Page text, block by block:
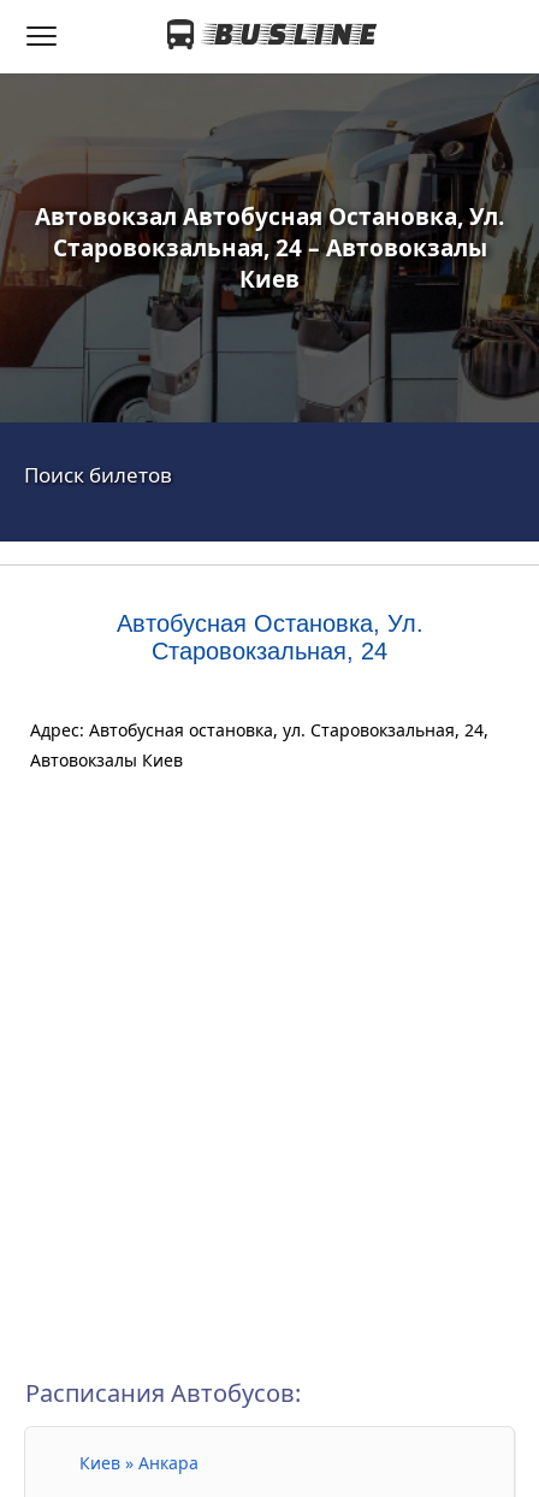
Автовокзал Автобусная Остановка, Ул.
Старовокзальная, 24 – Автовокзалы
Киев
Поиск билетов
Автобусная Остановка, Ул.
Старовокзальная, 24
Адрес: Автобусная остановка, ул. Старовокзальная, 24,
Автовокзалы Киев
Расписания Автобусов:
Киев » Анкара